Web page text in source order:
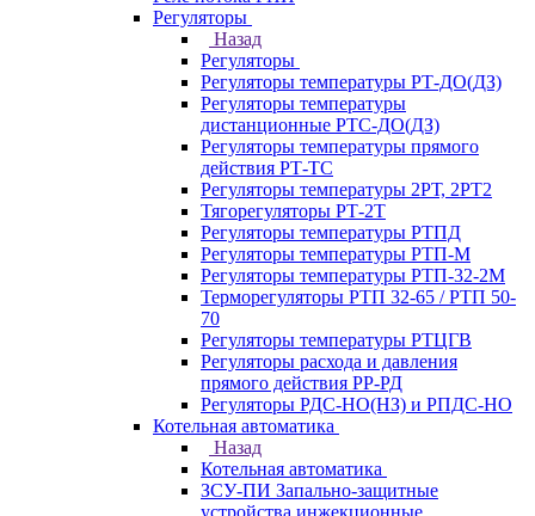
Регуляторы
Назад
Регуляторы
Регуляторы температуры РТ-ДО(ДЗ)
Регуляторы температуры
дистанционные РТС-ДО(ДЗ)
Регуляторы температуры прямого
действия РТ-ТС
Регуляторы температуры 2РТ, 2РT2
Тягорегуляторы РТ-2Т
Регуляторы температуры РТПД
Регуляторы температуры РТП-M
Регуляторы температуры РТП-32-2М
Терморегуляторы РТП 32-65 / РТП 50-
70
Регуляторы температуры РТЦГВ
Регуляторы расхода и давления
прямого действия РР-РД
Регуляторы РДС-НО(НЗ) и РПДС-НО
Котельная автоматика
Назад
Котельная автоматика
ЗСУ-ПИ Запально-защитные
устройства инжекционные